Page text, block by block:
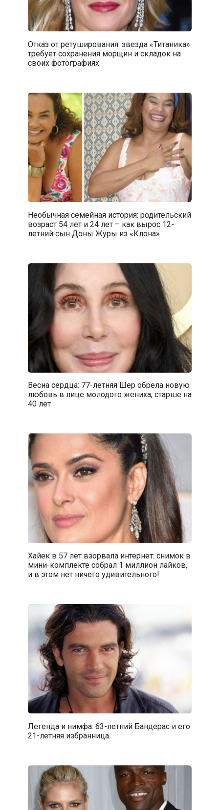
Отказ от ретуширования: звезда «Титаника»
требует сохранения морщин и складок на
своих фотографиях
Необычная семейная история: родительский
возраст 54 лет и 24 лет – как вырос 12-
летний сын Доны Журы из «Клона»
Весна сердца: 77-летняя Шер обрела новую
любовь в лице молодого жениха, старше на
40 лет
Хайек в 57 лет взорвала интернет: снимок в
мини-комплекте собрал 1 миллион лайков,
и в этом нет ничего удивительного!
Легенда и нимфа: 63-летний Бандерас и его
21-летняя избранница